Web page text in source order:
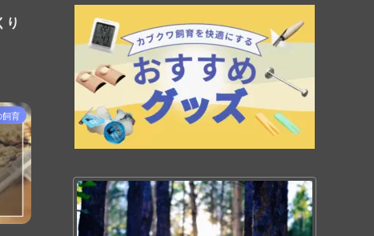
り
飼育